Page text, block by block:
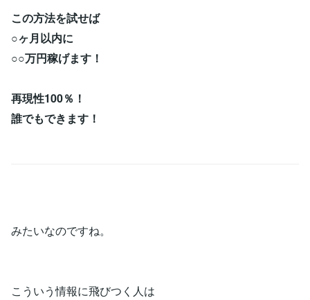
この方法を試せば
○ヶ月以内に
○○万円稼げます！
再現性100％！
誰でもできます！
みたいなのですね。
こういう情報に飛びつく人は